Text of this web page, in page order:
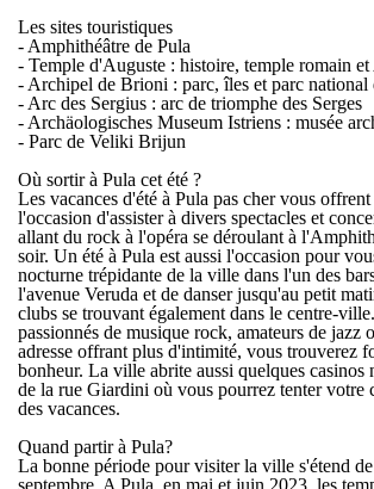
Les sites touristiques
- Amphithéâtre de Pula
- Temple d'Auguste : histoire, temple romain et
- Archipel de Brioni : parc, îles et parc national
- Arc des Sergius : arc de triomphe des Serges
- Archäologisches Museum Istriens : musée
- Parc de Veliki Brijun
Où sortir à Pula cet été ?
Les vacances d'été à Pula pas chervous offrent
l'occasion d'assister à divers spectacles et
allant du rock à l'opéra se déroulant à
soir. Un été à Pula est aussi l'occasion pour
nocturne trépidante de la ville dans l'un des
l'avenue Veruda et de danser jusqu'au petit
clubs se trouvant également dans le centre-
passionnés de musique rock, amateurs de jazz
adresse offrant plus d'intimité, vous trouverez
bonheur. La ville abrite aussi quelques casinos
de la rue Giardini où vous pourrez tenter votre
des vacances.
Quand partir à Pula?
La bonne période pour visiter la ville s'étend
septembre. A Pula, en mai et juin 2023 , les